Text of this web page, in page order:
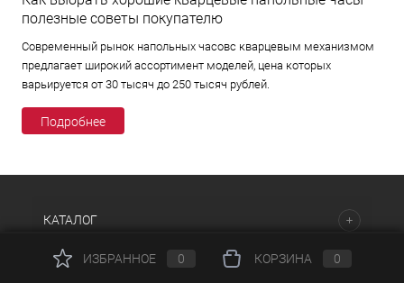
полезные советы покупателю
Современный рынок напольных часовс кварцевым механизмом
предлагает широкий ассортимент моделей, цена которых
варьируется от 30 тысяч до 250 тысяч рублей.
Подробнее
КАТАЛОГ
ИЗБРАННОЕ 0 КОРЗИНА 0